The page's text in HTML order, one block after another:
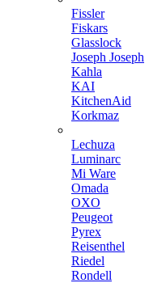
Fissler
Fiskars
Glasslock
Joseph Joseph
Kahla
KAI
KitchenAid
Korkmaz
Lechuza
Luminarc
Mi Ware
Omada
OXO
Peugeot
Pyrex
Reisenthel
Riedel
Rondell